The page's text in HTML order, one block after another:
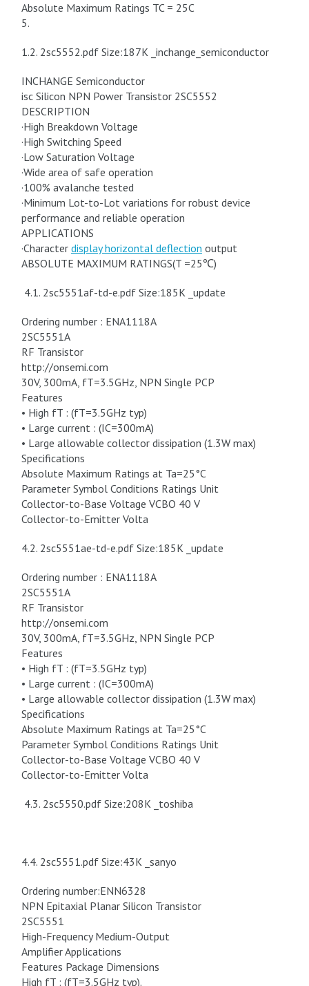
Absolute Maximum Ratings TC = 25C
5.
1.2. 2sc5552.pdf Size:187K _inchange_semiconductor
INCHANGE Semiconductor
isc Silicon NPN Power Transistor 2SC5552
DESCRIPTION
·High Breakdown Voltage
·High Switching Speed
·Low Saturation Voltage
·Wide area of safe operation
·100% avalanche tested
·Minimum Lot-to-Lot variations for robust device
performance and reliable operation
APPLICATIONS
·Character display horizontal deflection output
ABSOLUTE MAXIMUM RATINGS(T =25℃)
4.1. 2sc5551af-td-e.pdf Size:185K _update
Ordering number : ENA1118A
2SC5551A
RF Transistor
http://onsemi.com
30V, 300mA, fT=3.5GHz, NPN Single PCP
Features
• High fT : (fT=3.5GHz typ)
• Large current : (IC=300mA)
• Large allowable collector dissipation (1.3W max)
Specifications
Absolute Maximum Ratings at Ta=25°C
Parameter Symbol Conditions Ratings Unit
Collector-to-Base Voltage VCBO 40 V
Collector-to-Emitter Volta
4.2. 2sc5551ae-td-e.pdf Size:185K _update
Ordering number : ENA1118A
2SC5551A
RF Transistor
http://onsemi.com
30V, 300mA, fT=3.5GHz, NPN Single PCP
Features
• High fT : (fT=3.5GHz typ)
• Large current : (IC=300mA)
• Large allowable collector dissipation (1.3W max)
Specifications
Absolute Maximum Ratings at Ta=25°C
Parameter Symbol Conditions Ratings Unit
Collector-to-Base Voltage VCBO 40 V
Collector-to-Emitter Volta
4.3. 2sc5550.pdf Size:208K _toshiba
4.4. 2sc5551.pdf Size:43K _sanyo
Ordering number:ENN6328
NPN Epitaxial Planar Silicon Transistor
2SC5551
High-Frequency Medium-Output
Amplifier Applications
Features Package Dimensions
High fT : (fT=3.5GHz typ).